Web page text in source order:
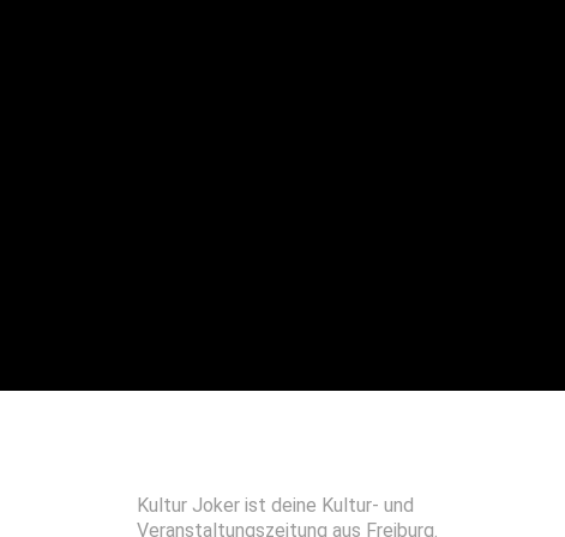
Kultur Joker ist deine Kultur- und
Veranstaltungszeitung aus Freiburg.